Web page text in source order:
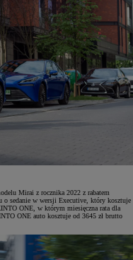
Mirai z rocznika 2022 z rabatem
sedanie w wersji Executive, który kosztuje
ONE, w którym miesięczna rata dla
ONE auto kosztuje od 3645 zł brutto